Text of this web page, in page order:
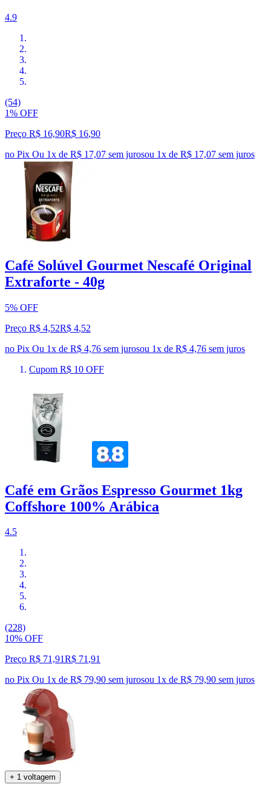
4.9
(54)
1% OFF
Preço R$ 16,90R$ 16,90
no Pix Ou 1x de R$ 17,07 sem jurosou 1x de R$ 17,07 sem juros
Café Solúvel Gourmet Nescafé Original
Extraforte - 40g
5% OFF
Preço R$ 4,52R$ 4,52
no Pix Ou 1x de R$ 4,76 sem jurosou 1x de R$ 4,76 sem juros
Cupom R$ 10 OFF
Café em Grãos Espresso Gourmet 1kg
Coffshore 100% Arábica
4.5
(228)
10% OFF
Preço R$ 71,91R$ 71,91
no Pix Ou 1x de R$ 79,90 sem jurosou 1x de R$ 79,90 sem juros
+ 1 voltagem